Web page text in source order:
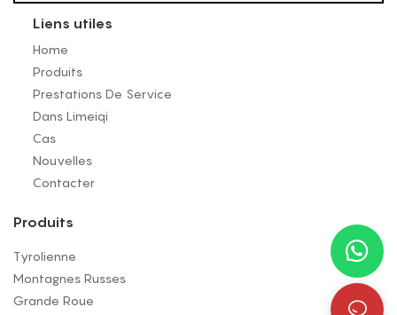
Liens utiles
Home
Produits
Prestations De Service
Dans Limeiqi
Cas
Nouvelles
Contacter
Produits
Tyrolienne
Montagnes Russes
Grande Roue